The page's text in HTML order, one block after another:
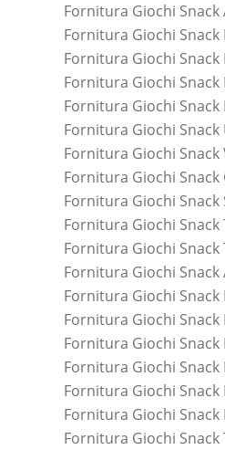
Fornitura Giochi Snack
Fornitura Giochi
Fornitura Giochi Snack
Fornitura Giochi Snack
Fornitura Giochi Snack
Fornitura Giochi Snack
Fornitura Giochi Snack
Fornitura Giochi Snack
Fornitura Giochi Snack
Fornitura Giochi Snack
Fornitura Giochi Snack
Fornitura Giochi Snack
Fornitura Giochi Snack
Fornitura Giochi Snack
Fornitura Giochi Snack
Fornitura Giochi Snack
Fornitura Giochi
Fornitura Giochi Snack
Fornitura Giochi Snack